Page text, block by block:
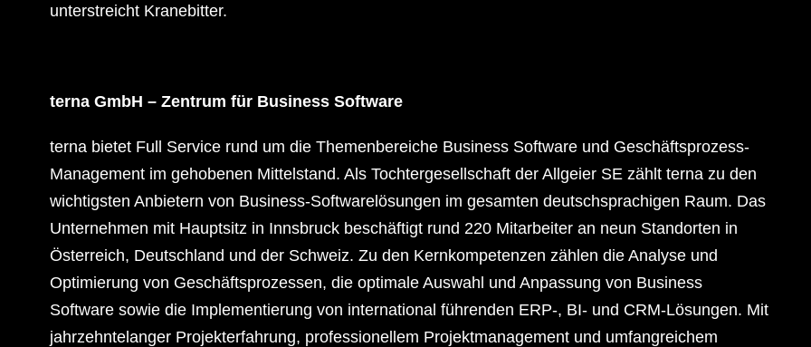
unterstreicht Kranebitter.
terna GmbH – Zentrum für Business Software
terna bietet Full Service rund um die Themenbereiche Business Software und Geschäftsprozess-
Management im gehobenen Mittelstand. Als Tochtergesellschaft der Allgeier SE zählt terna zu den
wichtigsten Anbietern von Business-Softwarelösungen im gesamten deutschsprachigen Raum. Das
Unternehmen mit Hauptsitz in Innsbruck beschäftigt rund 220 Mitarbeiter an neun Standorten in
Österreich, Deutschland und der Schweiz. Zu den Kernkompetenzen zählen die Analyse und
Optimierung von Geschäftsprozessen, die optimale Auswahl und Anpassung von Business
Software sowie die Implementierung von international führenden ERP-, BI- und CRM-Lösungen. Mit
jahrzehntelanger Projekterfahrung, professionellem Projektmanagement und umfangreichem